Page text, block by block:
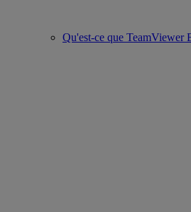
Qu'est-ce que TeamViewer